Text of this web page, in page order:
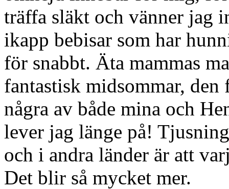
träffa släkt och vänner jag
ikapp bebisar som har
för snabbt. Äta mammas
fantastisk midsommar,
några av både mina och
lever jag länge på!
och i andra länder är att
Det blir så mycket mer.